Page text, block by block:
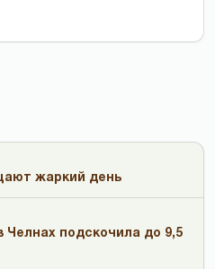
жаркий день
Челнах подскочила до 9,5